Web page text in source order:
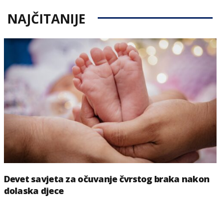
NAJČITANIJE
Devet savjeta za očuvanje čvrstog braka nakon
dolaska djece